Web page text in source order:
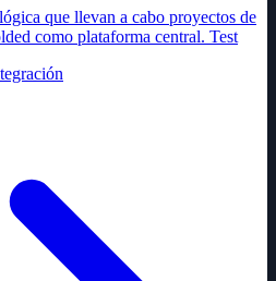
que llevan a cabo proyectos de
como plataforma central. Test